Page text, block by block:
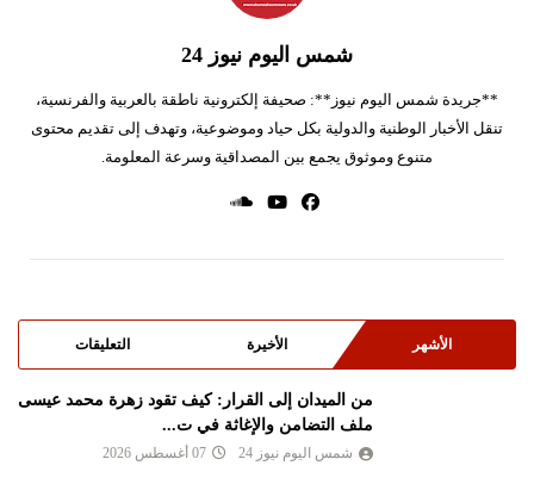
شمس اليوم نيوز 24
**جريدة شمس اليوم نيوز**: صحيفة إلكترونية ناطقة بالعربية والفرنسية،
تنقل الأخبار الوطنية والدولية بكل حياد وموضوعية، وتهدف إلى تقديم محتوى
متنوع وموثوق يجمع بين المصداقية وسرعة المعلومة.
الأشهر الأخيرة التعليقات
من الميدان إلى القرار: كيف تقود زهرة محمد عيسى
ملف التضامن والإغاثة في ت...
شمس اليوم نيوز 24 07 أغسطس 2026